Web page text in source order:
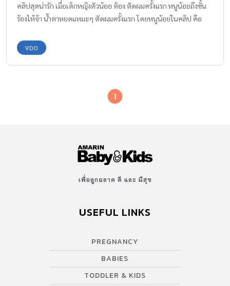
คลิปสุดน่ารัก เมื่อเด็กหญิงตัวน้อย ต้อง ตัดผมครั้งแรก หนูน้อยถึงขั้น
ร้องไห้จ้า น้ำตาหยดแหมะๆ ตัดผมครั้งแรก โดยหนูน้อยในคลิป คือ
น้อยหน้าตาน่ารัก แก้มยุ้ย เป็นที่ชื่นชอบของชาวเน็ต มีเพจและมีผู้
ติดตามกว่าหมื่นคน (FC Chi Chi Zai Zai) ซึ่งคุณแม่ น้องจีจี้ บอกว่า…
และตัดผมน้องจีจี้ได้สำเร็จ ผลก็เลยออกมาเป็นแบบนี้ค่ะ ขอบคุณคลิป
VDO
1
เพื่อลูกฉลาด ดี และ มีสุข
USEFUL LINKS
PREGNANCY
BABIES
TODDLER & KIDS